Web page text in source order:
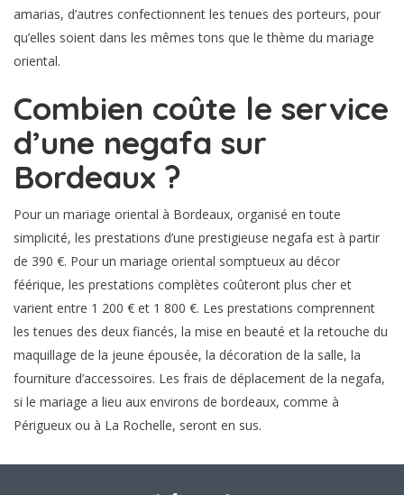
amarias, d’autres confectionnent les tenues des porteurs, pour
qu’elles soient dans les mêmes tons que le thème du mariage
oriental.
Combien coûte le service
d’une negafa sur
Bordeaux ?
Pour un mariage oriental à Bordeaux, organisé en toute
simplicité, les prestations d’une prestigieuse negafa est à partir
de 390 €. Pour un mariage oriental somptueux au décor
féérique, les prestations complètes coûteront plus cher et
varient entre 1 200 € et 1 800 €. Les prestations comprennent
les tenues des deux fiancés, la mise en beauté et la retouche du
maquillage de la jeune épousée, la décoration de la salle, la
fourniture d’accessoires. Les frais de déplacement de la negafa,
si le mariage a lieu aux environs de bordeaux, comme à
Périgueux ou à La Rochelle, seront en sus.